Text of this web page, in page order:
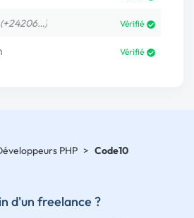
(+24206…) Vérifié
Vérifié
PHP > Code10
d'un freelance ?